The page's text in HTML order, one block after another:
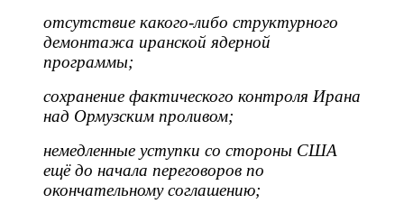
отсутствие какого-либо структурного
демонтажа иранской ядерной
программы;
сохранение фактического контроля Ирана
над Ормузским проливом;
немедленные уступки со стороны США
ещё до начала переговоров по
окончательному соглашению;